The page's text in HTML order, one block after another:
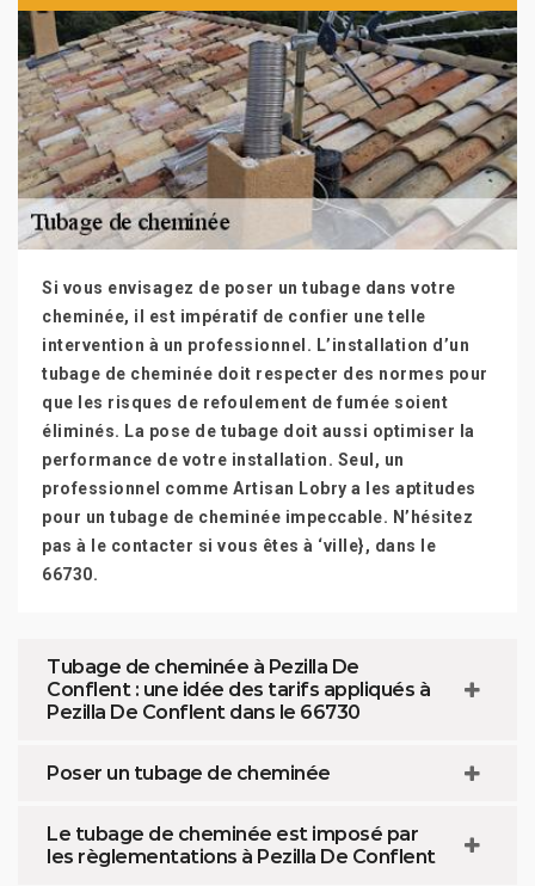
Si vous envisagez de poser un tubage dans votre
cheminée, il est impératif de confier une telle
intervention à un professionnel. L’installation d’un
tubage de cheminée doit respecter des normes pour
que les risques de refoulement de fumée soient
éliminés. La pose de tubage doit aussi optimiser la
performance de votre installation. Seul, un
professionnel comme Artisan Lobry a les aptitudes
pour un tubage de cheminée impeccable. N’hésitez
pas à le contacter si vous êtes à ‘ville}, dans le
66730.
Tubage de cheminée à Pezilla De
Conflent : une idée des tarifs appliqués à
Pezilla De Conflent dans le 66730
Poser un tubage de cheminée
Le tubage de cheminée est imposé par
les règlementations à Pezilla De Conflent